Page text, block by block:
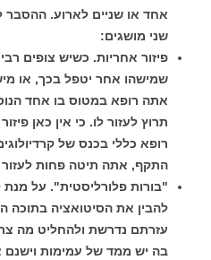
אחד או שניים לארוע. ההסבר
שני מושגים:
פיזור אחריות. כשיש צופים
שמישהו אחר יטפל בכך, או
אתה רופא במטוס בו אחד
תרוץ לעזור לו. כי אין כאן
רופא כללי בכנס של
התקף, אתה תיטה פחות לעזור
"בורות פלורליסטית". על מנת
להבין את הסיטואציה
עזרתם נדרשת ולהחליט מה
בה יש ממד של עמימות וישנם